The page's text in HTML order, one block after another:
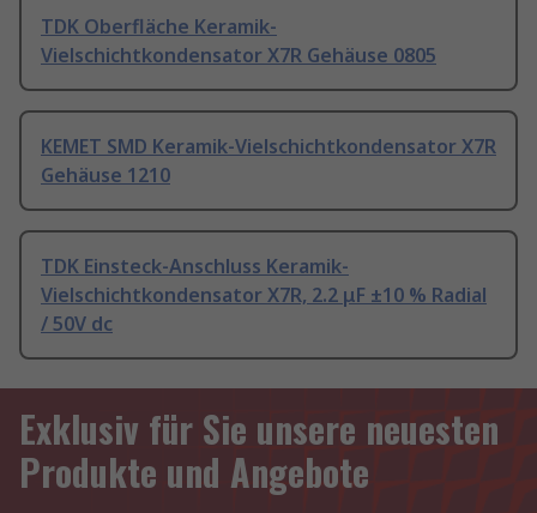
TDK Oberfläche Keramik-
Vielschichtkondensator X7R Gehäuse 0805
KEMET SMD Keramik-Vielschichtkondensator X7R
Gehäuse 1210
TDK Einsteck-Anschluss Keramik-
Vielschichtkondensator X7R, 2.2 μF ±10 % Radial
/ 50V dc
Exklusiv für Sie unsere neuesten
Produkte und Angebote